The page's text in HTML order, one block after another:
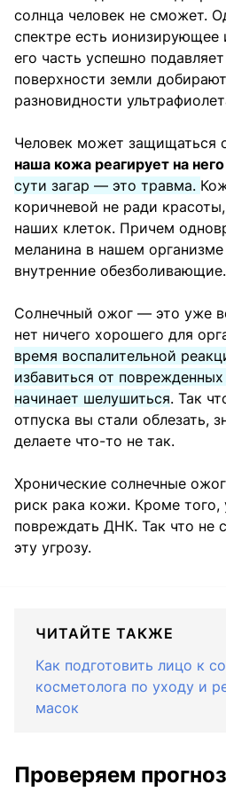
солнца человек не сможет.
спектре есть ионизирующее
его часть успешно
поверхности земли
разновидности
Человек может защищаться
наша кожа реагирует на
сути загар — это травма.
коричневой не ради
наших клеток. Причем
меланина в нашем
внутренние обезболивающие.
Солнечный ожог — это уже
нет ничего хорошего для
время воспалительной
избавиться от
начинает шелушиться. Так
отпуска вы стали облезать,
делаете что-то не так.
Хронические солнечные
риск рака кожи. Кроме
повреждать ДНК. Так что не
эту угрозу.
ЧИТАЙТЕ ТАКЖЕ
Как подготовить лицо к
косметолога по уходу и
масок
Проверяем